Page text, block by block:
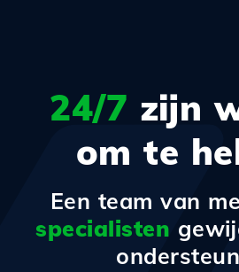
24/7 zijn
om te
Een team van
specialisten